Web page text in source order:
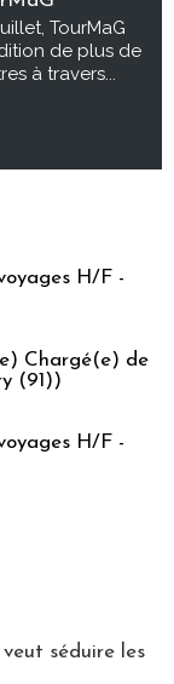
TourMaG
de plus de
à travers...
H/F -
Chargé(e) de
(91))
H/F -
séduire les